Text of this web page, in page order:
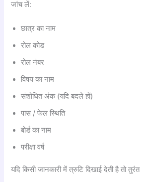
जांच लें:
छात्र का नाम
रोल कोड
रोल नंबर
विषय का नाम
संशोधित अंक (यदि बदले हों)
पास / फेल स्थिति
बोर्ड का नाम
परीक्षा वर्ष
यदि किसी जानकारी में त्रुटि दिखाई देती है तो